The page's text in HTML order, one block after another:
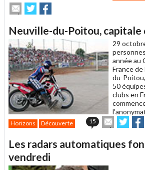
Envoyer
cet
à
ami
Partager
sur
sur
Neuville-du-Poitou, capitale
29
année au
France
du-
50
clubs en
Horizons Découverte 15
Envoyer
cet
à
sur sur
Les radars automatiques
vendredi